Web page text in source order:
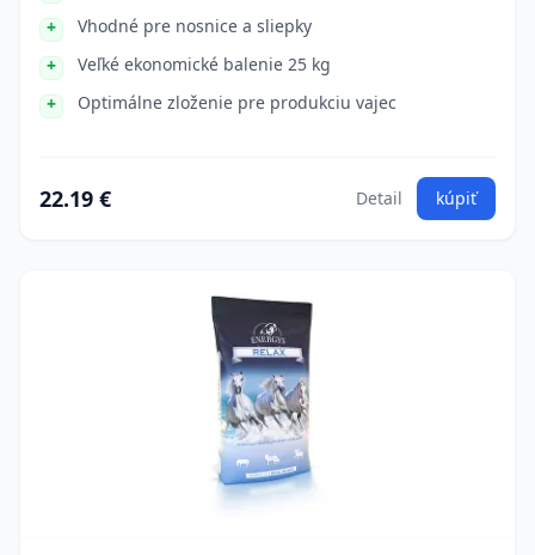
Vhodné pre nosnice a sliepky
Veľké ekonomické balenie 25 kg
Optimálne zloženie pre produkciu vajec
22.19 € Detail kúpiť